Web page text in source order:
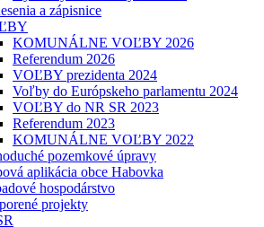
a zápisnice
KOMUNÁLNE VOĽBY 2026
Referendum 2026
VOĽBY prezidenta 2024
Voľby do Európskeho parlamentu 2024
VOĽBY do NR SR 2023
Referendum 2023
KOMUNÁLNE VOĽBY 2022
pozemkové úpravy
aplikácia obce Habovka
hospodárstvo
projekty